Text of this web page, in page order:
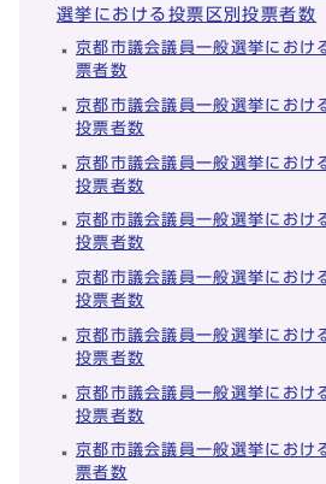
選挙における投票区別投票者数
京都市議会議員一般選挙におけ
票者数
京都市議会議員一般選挙におけ
投票者数
京都市議会議員一般選挙におけ
投票者数
京都市議会議員一般選挙におけ
投票者数
京都市議会議員一般選挙におけ
投票者数
京都市議会議員一般選挙におけ
投票者数
京都市議会議員一般選挙におけ
投票者数
京都市議会議員一般選挙におけ
票者数